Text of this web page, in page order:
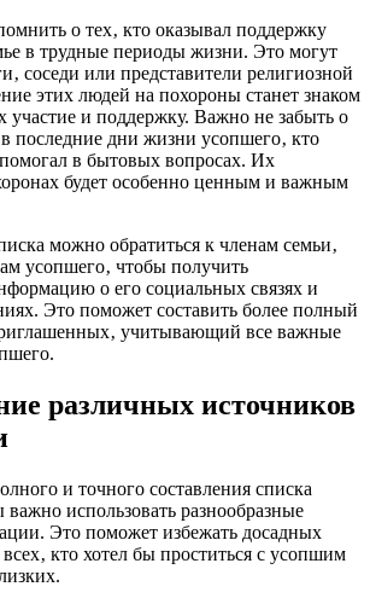
о тех‚ кто оказывал поддержку
в трудные периоды жизни. Это могут
соседи или представители религиозной
этих людей на похороны станет знаком
участие и поддержку. Важно не забыть о
последние дни жизни усопшего‚ кто
в бытовых вопросах. Их
будет особенно ценным и важным
можно обратиться к членам семьи‚
усопшего‚ чтобы получить
о его социальных связях и
Это поможет составить более полный
учитывающий все важные
различных источников
и точного составления списка
важно использовать разнообразные
Это поможет избежать досадных
кто хотел бы проститься с усопшим